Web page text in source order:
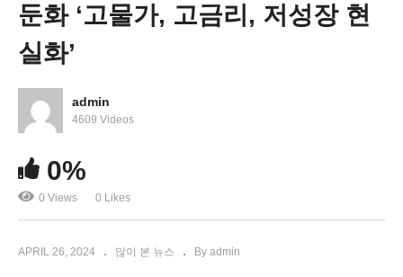
바이든 새 이민정책 고려 중 ‘장기 불법체류자에 워
크퍼밋 + 초강경 국경정책 병행’
둔화 ‘고물가, 고금리, 저성장 현
실화’
admin
4609 Videos
0%
0 Views 0 Likes
APRIL 26, 2024 많이 본 뉴스 By admin